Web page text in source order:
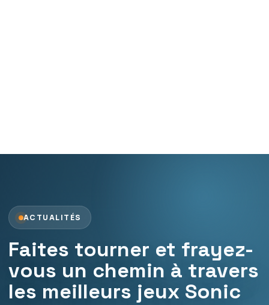
ACTUALITÉS
Faites tourner et frayez-
vous un chemin à travers
les meilleurs jeux Sonic